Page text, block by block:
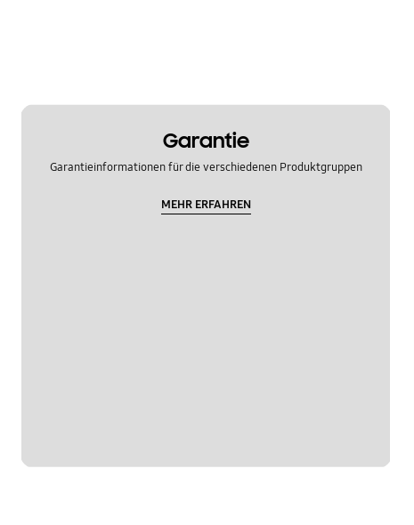
Garantie
Garantieinformationen für die verschiedenen Produktgruppen
MEHR ERFAHREN